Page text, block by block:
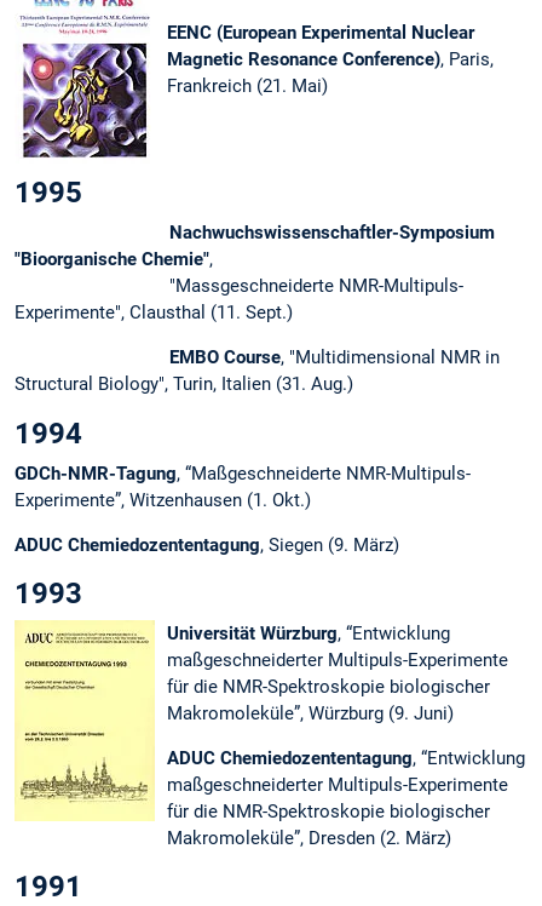
EENC (European Experimental Nuclear
Magnetic Resonance Conference), Paris,
Frankreich (21. Mai)
1995
Nachwuchswissenschaftler-Symposium
"Bioorganische Chemie",
"Massgeschneiderte NMR-Multipuls-
Experimente", Clausthal (11. Sept.)
EMBO Course, "Multidimensional NMR in
Structural Biology", Turin, Italien (31. Aug.)
1994
GDCh-NMR-Tagung, “Maßgeschneiderte NMR-Multipuls-
Experimente”, Witzenhausen (1. Okt.)
ADUC Chemiedozententagung, Siegen (9. März)
1993
Universität Würzburg, “Entwicklung
maßgeschneiderter Multipuls-Experimente
für die NMR-Spektroskopie biologischer
Makromoleküle”, Würzburg (9. Juni)
ADUC Chemiedozententagung, “Entwicklung
maßgeschneiderter Multipuls-Experimente
für die NMR-Spektroskopie biologischer
Makromoleküle”, Dresden (2. März)
1991